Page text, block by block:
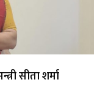
सीता शर्मा